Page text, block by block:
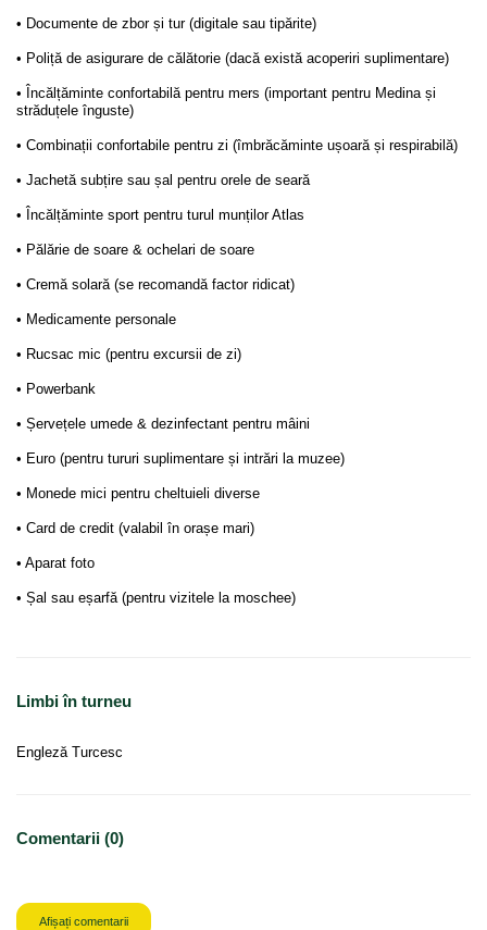
• Documente de zbor și tur (digitale sau tipărite)
• Poliță de asigurare de călătorie (dacă există acoperiri suplimentare)
• Încălțăminte confortabilă pentru mers (important pentru Medina și
străduțele înguste)
• Combinații confortabile pentru zi (îmbrăcăminte ușoară și respirabilă)
• Jachetă subțire sau șal pentru orele de seară
• Încălțăminte sport pentru turul munților Atlas
• Pălărie de soare & ochelari de soare
• Cremă solară (se recomandă factor ridicat)
• Medicamente personale
• Rucsac mic (pentru excursii de zi)
• Powerbank
• Șervețele umede & dezinfectant pentru mâini
• Euro (pentru tururi suplimentare și intrări la muzee)
• Monede mici pentru cheltuieli diverse
• Card de credit (valabil în orașe mari)
• Aparat foto
• Șal sau eșarfă (pentru vizitele la moschee)
Limbi în turneu
Engleză Turcesc
Comentarii (0)
Afișați comentarii